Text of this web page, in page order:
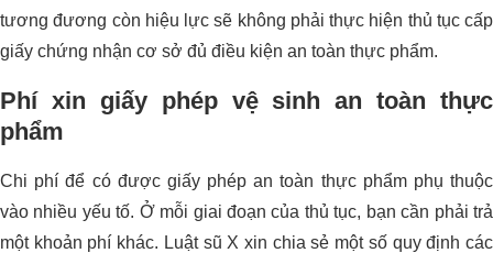
tương đương còn hiệu lực sẽ không phải thực hiện thủ tục cấp
giấy chứng nhận cơ sở đủ điều kiện an toàn thực phẩm.
Phí xin giấy phép vệ sinh an toàn thực
phẩm
Chi phí để có được giấy phép an toàn thực phẩm phụ thuộc
vào nhiều yếu tố. Ở mỗi giai đoạn của thủ tục, bạn cần phải trả
một khoản phí khác. Luật sũ X xin chia sẻ một số quy định các